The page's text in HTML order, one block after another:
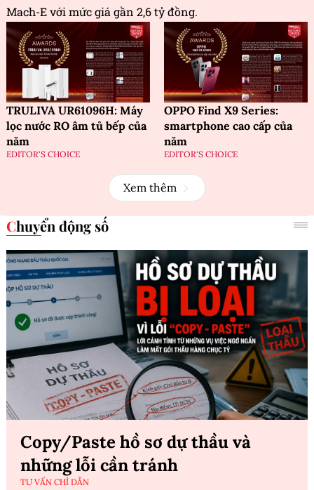
Mach-E với mức giá gần 2,6 tỷ đồng.
TRULIVA UR61096H: Máy
lọc nước RO âm tủ bếp của
năm
EDITOR'S CHOICE
OPPO Find X9 Series:
smartphone cao cấp của
năm
EDITOR'S CHOICE
Xem thêm
Chuyển động số
Copy/Paste hồ sơ dự thầu và
những lỗi cần tránh
TƯ VẤN CHỈ DẪN